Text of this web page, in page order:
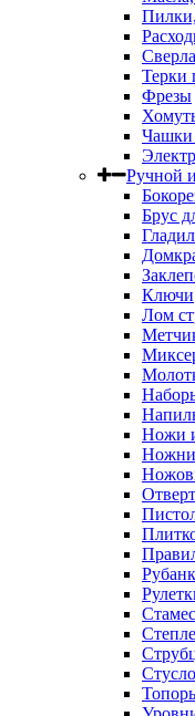
Сверла
Терки
Фрезы
Чашки
Ручной
Брус
Ключи
Лом
Ножи